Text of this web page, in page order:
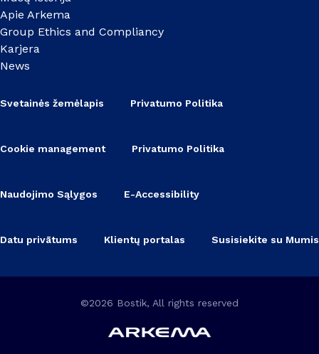
Apie Arkema
Group Ethics and Compliancy
Karjera
News
Svetainės žemėlapis Privatumo Politika
Cookie management Privatumo Politika
Naudojimo Sąlygos E-Accessibility
Datu privātums Klientų portalas Susisiekite su Mumis
©2026 Bostik, All rights reserved